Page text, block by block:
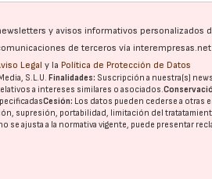
y avisos informativos personalizados
de terceros vía interempresas.net
Legal y la Política de Protección de Datos
S.L.U. Finalidades: Suscripción a nuestra(s)
a intereses similares o asociados.
Cesión: Los datos pueden cederse a otras
supresión, portabilidad, limitación del
se ajusta a la normativa vigente, puede presentar